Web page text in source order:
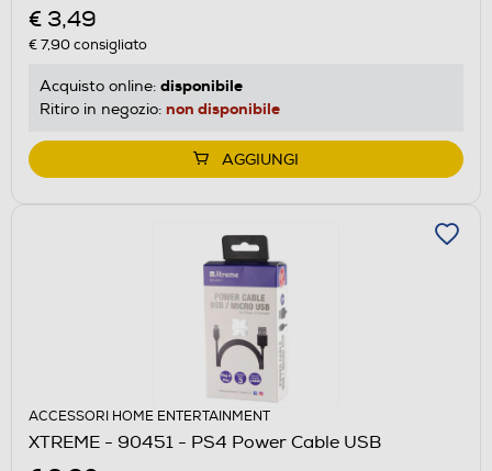
€ 3,49
€ 7,90consigliato
Acquisto online: disponibile
Ritiro in negozio: non disponibile
AGGIUNGI
ACCESSORI HOME ENTERTAINMENT
XTREME - 90451 - PS4 Power Cable USB